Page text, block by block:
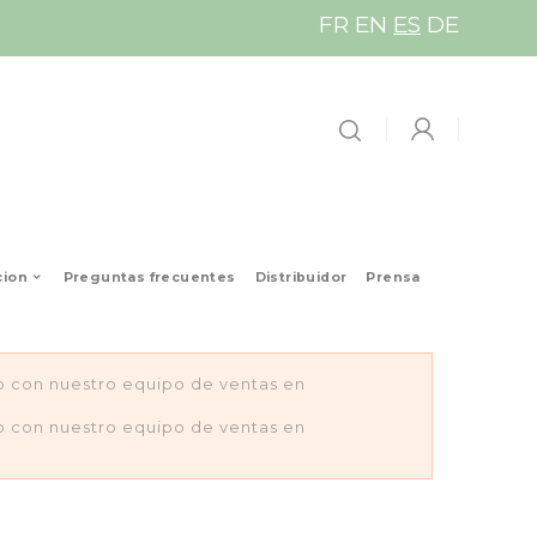
FR EN ES DE
Preguntas frecuentes Distribuidor Prensa
con nuestro equipo de ventas en
con nuestro equipo de ventas en